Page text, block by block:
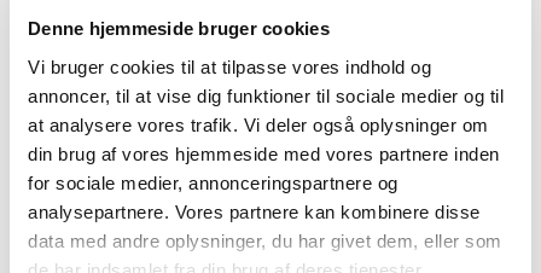
Denne hjemmeside bruger cookies
Vi bruger cookies til at tilpasse vores indhold og
annoncer, til at vise dig funktioner til sociale medier og til
at analysere vores trafik. Vi deler også oplysninger om
din brug af vores hjemmeside med vores partnere inden
for sociale medier, annonceringspartnere og
analysepartnere. Vores partnere kan kombinere disse
data med andre oplysninger, du har givet dem, eller som
Gode råd til vedligeholdelse af jeres
Umbraco-hjemmeside
Gode råd til vedligeholdelse af jeres Umbraco-
hjemmeside Det er vigtigt for alle
hjemmesideadministratorer at holde deres hjemmesider
opdaterede og velfungerende. Det gælder også for
Umbraco-hjemmesid...
IT-sikkerhed Umbraco Website